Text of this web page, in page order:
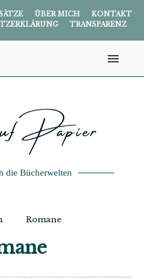
ÜBER MICH
KONTAKT
TRANSPARENZ
die Bücherwelten
Romane